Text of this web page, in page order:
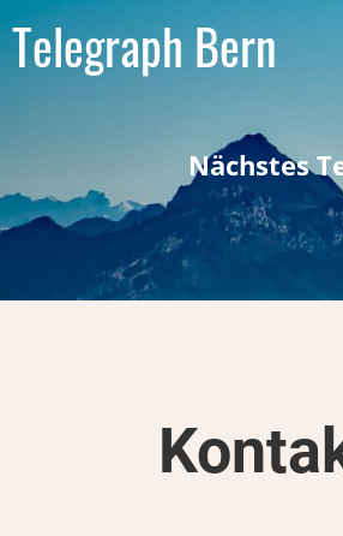
Telegraph Bern
Nächstes